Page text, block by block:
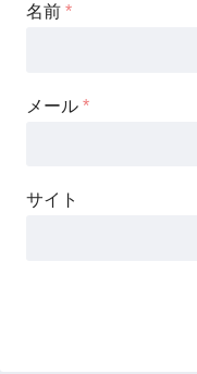
名前 *
メール *
サイト